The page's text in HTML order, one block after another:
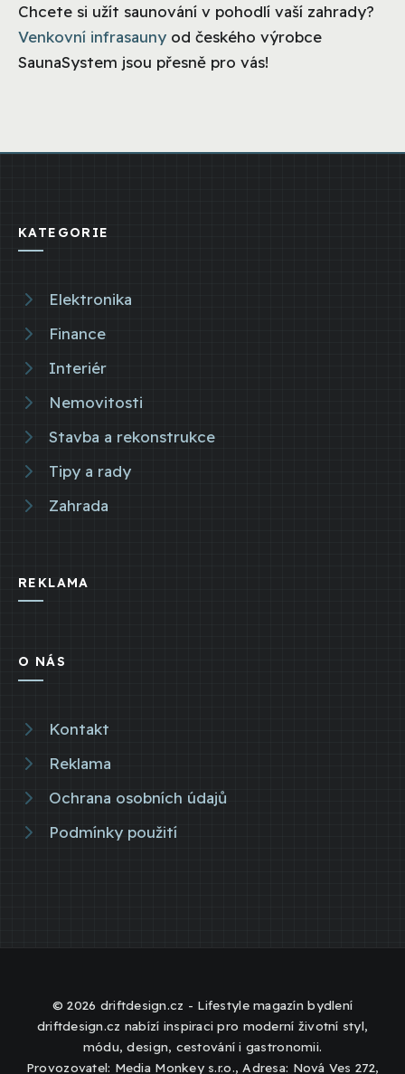
Chcete si užít saunování v pohodlí vaší zahrady?
Venkovní infrasauny od českého výrobce
SaunaSystem jsou přesně pro vás!
KATEGORIE
Elektronika
Finance
Interiér
Nemovitosti
Stavba a rekonstrukce
Tipy a rady
Zahrada
REKLAMA
O NÁS
Kontakt
Reklama
Ochrana osobních údajů
Podmínky použití
© 2026 driftdesign.cz - Lifestyle magazín bydlení
driftdesign.cz nabízí inspiraci pro moderní životní styl,
módu, design, cestování i gastronomii.
Provozovatel: Media Monkey s.r.o., Adresa: Nová Ves 272,